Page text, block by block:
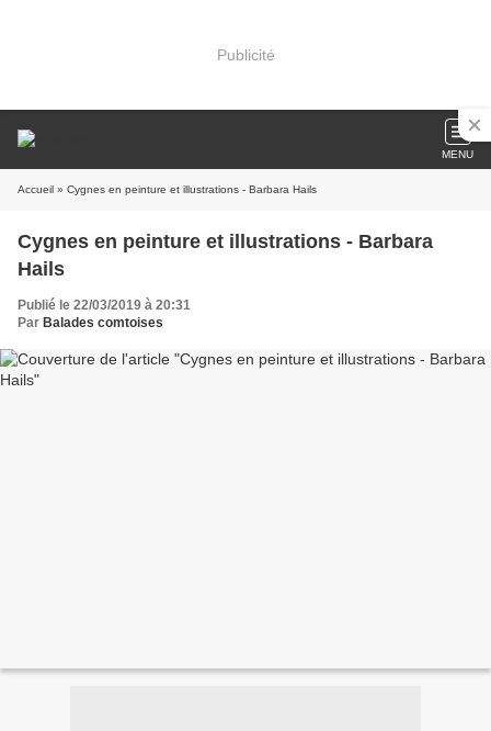
Publicité
MENU
Accueil » Cygnes en peinture et illustrations - Barbara Hails
Cygnes en peinture et illustrations - Barbara
Hails
Publié le 22/03/2019 à 20:31
Par Balades comtoises